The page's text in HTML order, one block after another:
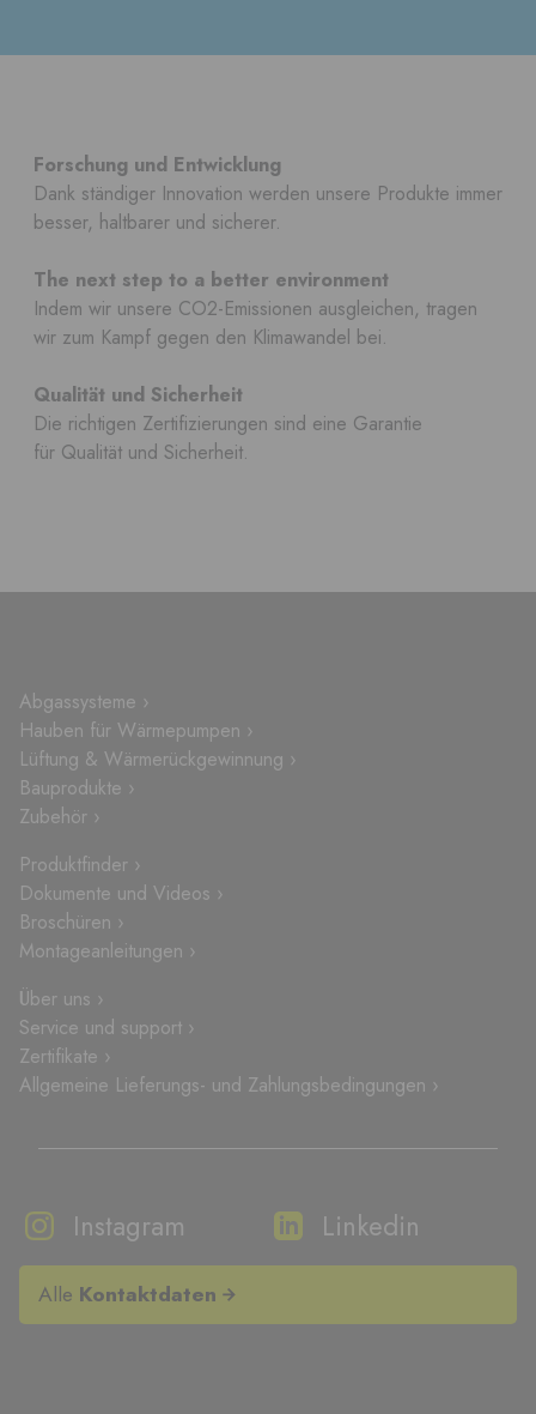
Forschung und Entwicklung
Dank ständiger Innovation werden unsere Produkte immer
besser, haltbarer und sicherer.
The next step to a better environment
Indem wir unsere CO2-Emissionen ausgleichen, tragen
wir zum Kampf gegen den Klimawandel bei.
Qualität und Sicherheit
Die richtigen Zertifizierungen sind eine Garantie
für Qualität und Sicherheit.
Abgassysteme ›
Hauben für Wärmepumpen ›
Lüftung & Wärmerückgewinnung ›
Bauprodukte ›
Zubehör ›
Produktfinder ›
Dokumente und Videos ›
Broschüren ›
Montageanleitungen ›
Über uns ›
Service und support ›
Zertifikate ›
Allgemeine Lieferungs- und Zahlungsbedingungen ›
Instagram Linkedin
Alle Kontaktdaten